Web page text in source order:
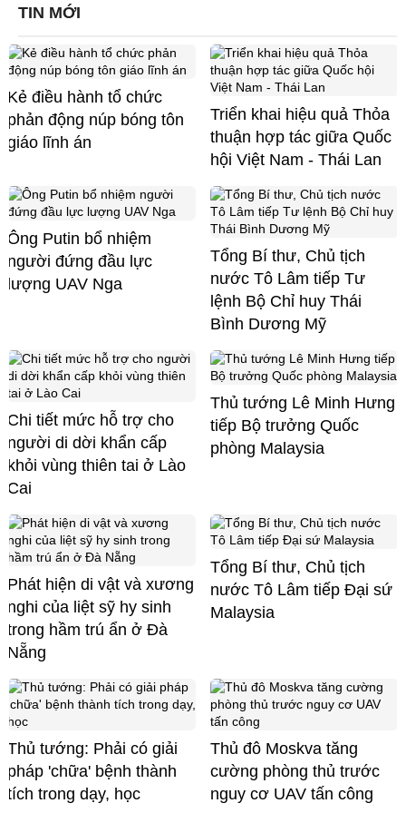
TIN MỚI
Kẻ điều hành tổ chức
phản động núp bóng tôn
giáo lĩnh án
Triển khai hiệu quả Thỏa
thuận hợp tác giữa Quốc
hội Việt Nam - Thái Lan
Ông Putin bổ nhiệm
người đứng đầu lực
lượng UAV Nga
Tổng Bí thư, Chủ tịch
nước Tô Lâm tiếp Tư
lệnh Bộ Chỉ huy Thái
Bình Dương Mỹ
Chi tiết mức hỗ trợ cho
người di dời khẩn cấp
khỏi vùng thiên tai ở Lào
Cai
Thủ tướng Lê Minh Hưng
tiếp Bộ trưởng Quốc
phòng Malaysia
Phát hiện di vật và xương
nghi của liệt sỹ hy sinh
trong hầm trú ẩn ở Đà
Nẵng
Tổng Bí thư, Chủ tịch
nước Tô Lâm tiếp Đại sứ
Malaysia
Thủ tướng: Phải có giải
pháp 'chữa' bệnh thành
tích trong dạy, học
Thủ đô Moskva tăng
cường phòng thủ trước
nguy cơ UAV tấn công